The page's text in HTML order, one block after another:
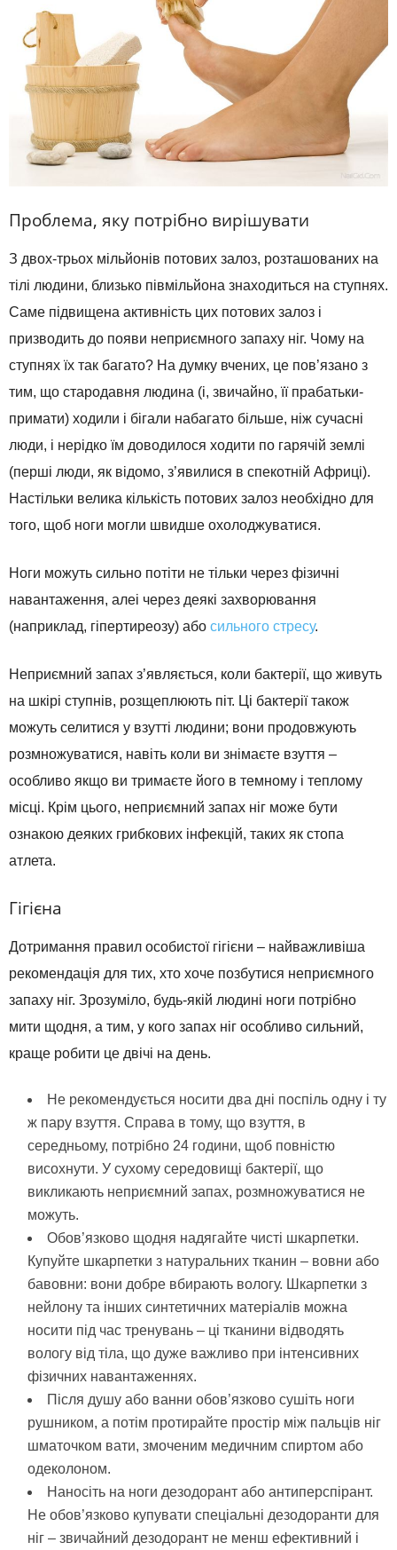
Проблема, яку потрібно вирішувати
З двох-трьох мільйонів потових залоз, розташованих на
тілі людини, близько півмільйона знаходиться на ступнях.
Саме підвищена активність цих потових залоз і
призводить до появи неприємного запаху ніг. Чому на
ступнях їх так багато? На думку вчених, це пов’язано з
тим, що стародавня людина (і, звичайно, її прабатьки-
примати) ходили і бігали набагато більше, ніж сучасні
люди, і нерідко їм доводилося ходити по гарячій землі
(перші люди, як відомо, з’явилися в спекотній Африці).
Настільки велика кількість потових залоз необхідно для
того, щоб ноги могли швидше охолоджуватися.
Ноги можуть сильно потіти не тільки через фізичні
навантаження, алеі через деякі захворювання
(наприклад, гіпертиреозу) або сильного стресу.
Неприємний запах з’являється, коли бактерії, що живуть
на шкірі ступнів, розщеплюють піт. Ці бактерії також
можуть селитися у взутті людини; вони продовжують
розмножуватися, навіть коли ви знімаєте взуття –
особливо якщо ви тримаєте його в темному і теплому
місці. Крім цього, неприємний запах ніг може бути
ознакою деяких грибкових інфекцій, таких як стопа
атлета.
Гігієна
Дотримання правил особистої гігієни – найважливіша
рекомендація для тих, хто хоче позбутися неприємного
запаху ніг. Зрозуміло, будь-якій людині ноги потрібно
мити щодня, а тим, у кого запах ніг особливо сильний,
краще робити це двічі на день.
Не рекомендується носити два дні поспіль одну і ту
ж пару взуття. Справа в тому, що взуття, в
середньому, потрібно 24 години, щоб повністю
висохнути. У сухому середовищі бактерії, що
викликають неприємний запах, розмножуватися не
можуть.
Обов’язково щодня надягайте чисті шкарпетки.
Купуйте шкарпетки з натуральних тканин – вовни або
бавовни: вони добре вбирають вологу. Шкарпетки з
нейлону та інших синтетичних матеріалів можна
носити під час тренувань – ці тканини відводять
вологу від тіла, що дуже важливо при інтенсивних
фізичних навантаженнях.
Після душу або ванни обов’язково сушіть ноги
рушником, а потім протирайте простір між пальців ніг
шматочком вати, змоченим медичним спиртом або
одеколоном.
Наносіть на ноги дезодорант або антиперспірант.
Не обов’язково купувати спеціальні дезодоранти для
ніг – звичайний дезодорант не менш ефективний і